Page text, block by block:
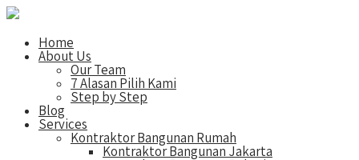
Home
About Us
Our Team
7 Alasan Pilih Kami
Step by Step
Blog
Services
Kontraktor Bangunan Rumah
Kontraktor Bangunan Jakarta